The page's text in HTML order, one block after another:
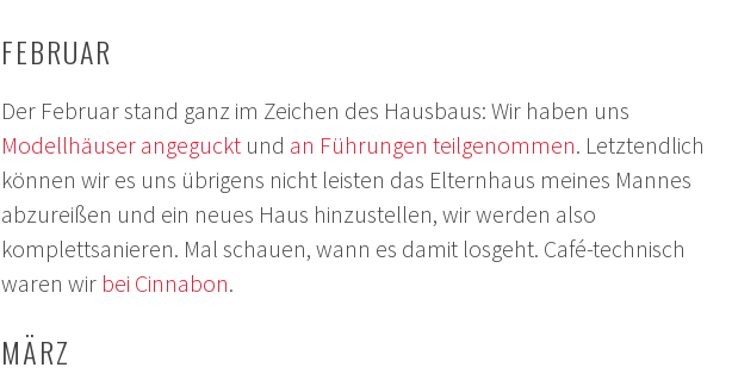
FEBRUAR
Der Februar stand ganz im Zeichen des Hausbaus: Wir haben uns
Modellhäuser angeguckt und an Führungen teilgenommen. Letztendlich
können wir es uns übrigens nicht leisten das Elternhaus meines Mannes
abzureißen und ein neues Haus hinzustellen, wir werden also
komplettsanieren. Mal schauen, wann es damit losgeht. Café-technisch
waren wir bei Cinnabon.
MÄRZ